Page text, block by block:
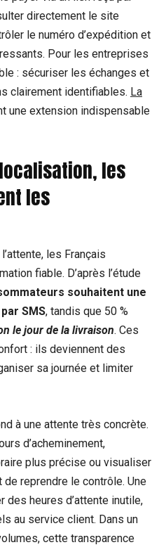
directement le site
le numéro d’expédition et
Pour les entreprises
: sécuriser les échanges et
clairement identifiables. La
une extension indispensable
les
les
les Français
fiable. D’après l’étude
souhaitent une
SMS, tandis que 50 %
le jour de la livraison. Ces
: ils deviennent des
sa journée et limiter
à une attente très concrète.
d’acheminement,
plus précise ou visualiser
de reprendre le contrôle. Une
heures d’attente inutile,
au service client. Dans un
cette transparence